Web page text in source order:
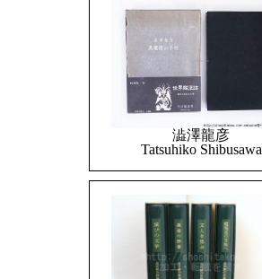
澁澤龍彦
Tatsuhiko Shibusawa